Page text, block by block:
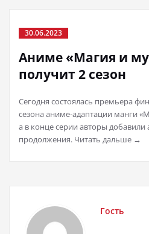
30.06.2023
Аниме «Магия и
получит 2 сезон
Сегодня состоялась премьера
сезона аниме-адаптации манги
а в конце серии авторы
продолжения. Читать дальше →
Гость